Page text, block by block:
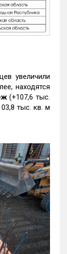
увеличили
находятся
(+107,6 тыс.
тыс. кв. м